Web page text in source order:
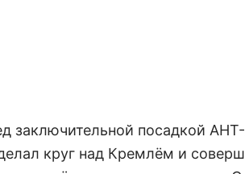
заключительной посадкой
круг над Кремлём и